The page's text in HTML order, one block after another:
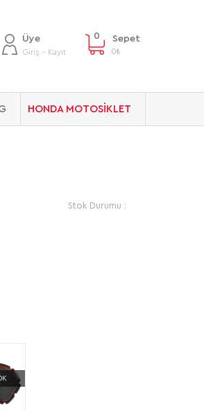
Sepet
0₺
0
Üye
Giriş - Kayıt
HONDA MOTOSİKLET
Stok Durumu :